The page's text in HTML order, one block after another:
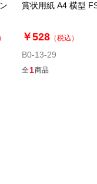
賞状用紙 A4 横型
￥528 （税込）
B0-13-29
全1商品